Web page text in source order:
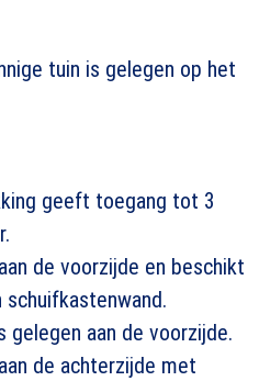
tuin is gelegen op het
geeft toegang tot 3
de voorzijde en beschikt
gelegen aan de voorzijde.
de achterzijde met